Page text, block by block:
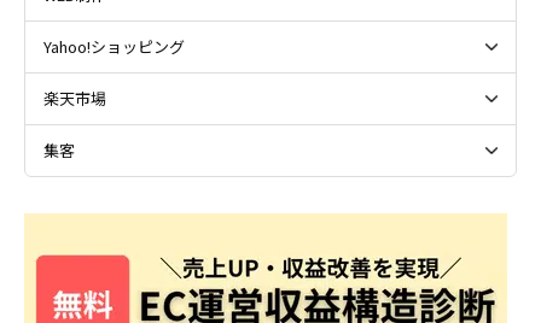
Yahoo!ショッピング
楽天市場
集客